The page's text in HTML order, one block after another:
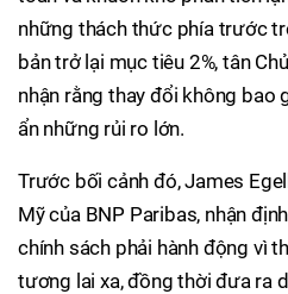
những thách thức phía trước
bản trở lại mục tiêu 2%, tân
nhận rằng thay đổi không bao
ẩn những rủi ro lớn.
Trước bối cảnh đó, James
Mỹ của BNP Paribas, nhận
chính sách phải hành động vì
tương lai xa, đồng thời đưa ra